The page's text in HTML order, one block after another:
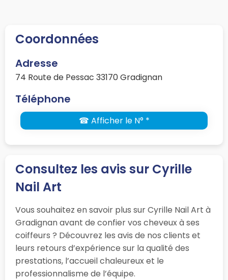
Coordonnées
Adresse
74 Route de Pessac 33170 Gradignan
Téléphone
☎ Afficher le N° *
Consultez les avis sur Cyrille
Nail Art
Vous souhaitez en savoir plus sur Cyrille Nail Art à
Gradignan avant de confier vos cheveux à ses
coiffeurs ? Découvrez les avis de nos clients et
leurs retours d’expérience sur la qualité des
prestations, l’accueil chaleureux et le
professionnalisme de l’équipe.